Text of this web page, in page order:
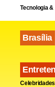
Tecnologia
Brasília
Celebridades